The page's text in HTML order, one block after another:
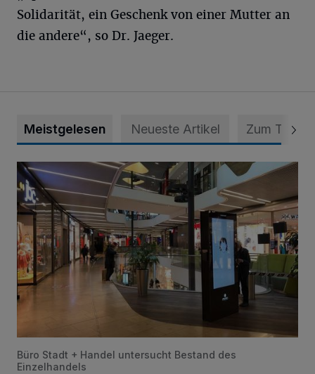
Solidarität, ein Geschenk von einer Mutter an
die andere“, so Dr. Jaeger.
Meistgelesen Neueste Artikel Zum Thema
Bestandsaufnahme für die Zentren
Büro Stadt + Handel untersucht Bestand des
Einzelhandels